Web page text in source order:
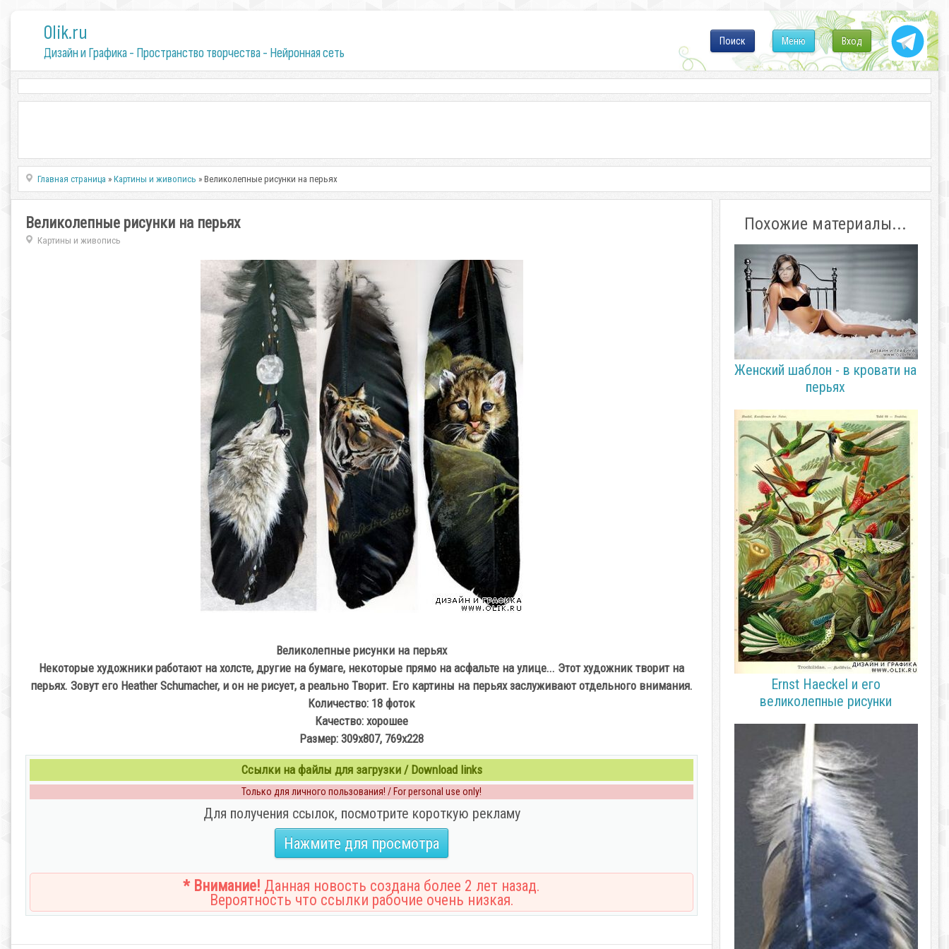
0lik.ru
Дизайн и Графика - Пространство творчества - Нейронная сеть
Вход
Меню
Поиск
Главная страница »Картины и живопись » Великолепные рисунки на перьях
Великолепные рисунки на перьях
Картины и живопись
Великолепные рисунки на перьях
Некоторые художники работают на холсте, другие на бумаге, некоторые прямо на асфальте на улице... Этот художник творит на
перьях. Зовут его Heather Schumacher, и он не рисует, а реально Творит. Его картины на перьях заслуживают отдельного внимания.
Количество: 18 фоток
Качество: хорошее
Размер: 309х807, 769х228
Ссылки на файлы для загрузки / Download links
Только для личного пользования! / For personal use only!
Для получения ссылок, посмотрите короткую рекламу
Нажмите для просмотра
* Внимание! Данная новость создана более 2 лет назад.
Вероятность что ссылки рабочие очень низкая.
Похожие материалы...
Женский шаблон - в кровати на
перьях
Ernst Haeckel и его
великолепные рисунки